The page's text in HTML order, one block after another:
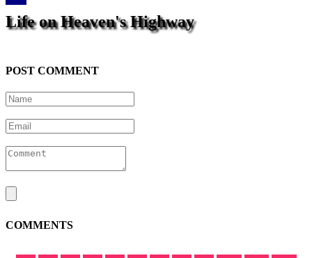
Life on Heaven's Highway
POST COMMENT
COMMENTS